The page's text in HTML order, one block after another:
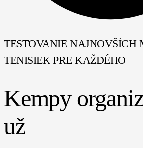
TESTOVANIE NAJNOVŠÍCH
TENISIEK PRE KAŽDÉHO
Kempy
už